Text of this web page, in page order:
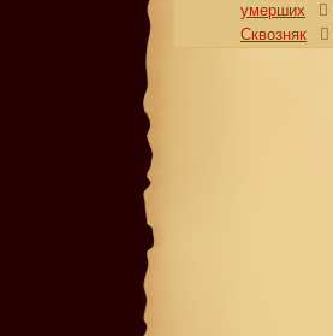
умерших
Сквозняк